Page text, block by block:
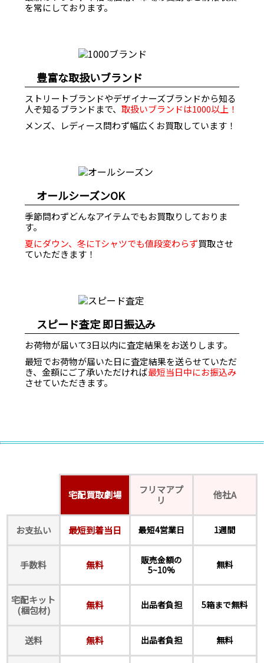
を常にしております。
豊富な取扱いブランド
ストリートブランドやデザイナーズブランドから知る
人ぞ知るブランドまで、取扱いブランドは1000以上！
メンズ、レディース問わず幅広くお買取しています！
オールシーズンOK
季節問わずどんなアイテムでもお買取りしておりま
す。
夏にダウン、冬にTシャツでも値段変わらず買取させ
ていただきます！
スピード査定 即日振込み
お荷物が届いて3日以内に査定結果をお送りします。
最短でお荷物が届いた日に査定結果を送らせていただ
き、金額にご了承いただければ最短当日中にお振込み
させていただきます。
宅配買取劇場
フリマアプ
リ
他社A
お支払い 最短到着当日 最短4営業日 1週間
手数料 無料
販売金額の
5~10%
無料
宅配キット
(梱包材)
無料 出品者負担 5箱まで無料
送料 無料 出品者負担 無料